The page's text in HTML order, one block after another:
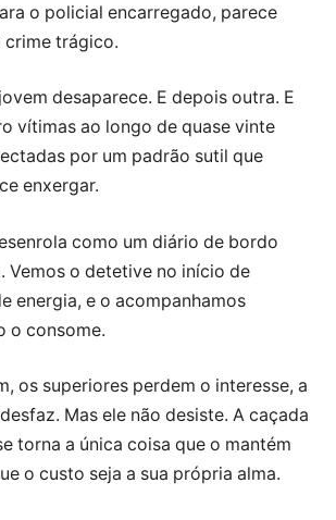
o policial encarregado, parece
crime trágico.
desaparece. E depois outra. E
vítimas ao longo de quase vinte
por um padrão sutil que
enxergar.
como um diário de bordo
Vemos o detetive no início de
energia, e o acompanhamos
o consome.
os superiores perdem o interesse, a
Mas ele não desiste. A caçada
torna a única coisa que o mantém
o custo seja a sua própria alma.